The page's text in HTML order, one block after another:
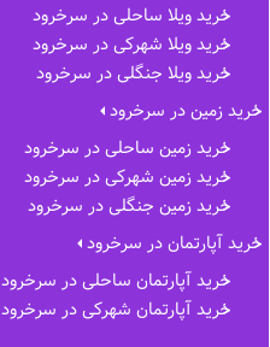
خرید ویلا ساحلی در سرخرود
خرید ویلا شهرکی در سرخرود
خرید ویلا جنگلی در سرخرود
خرید زمین در سرخرود
خرید زمین ساحلی در سرخرود
خرید زمین شهرکی در سرخرود
خرید زمین جنگلی در سرخرود
خرید آپارتمان در سرخرود
خرید آپارتمان ساحلی در سرخرود
خرید آپارتمان شهرکی در سرخرود